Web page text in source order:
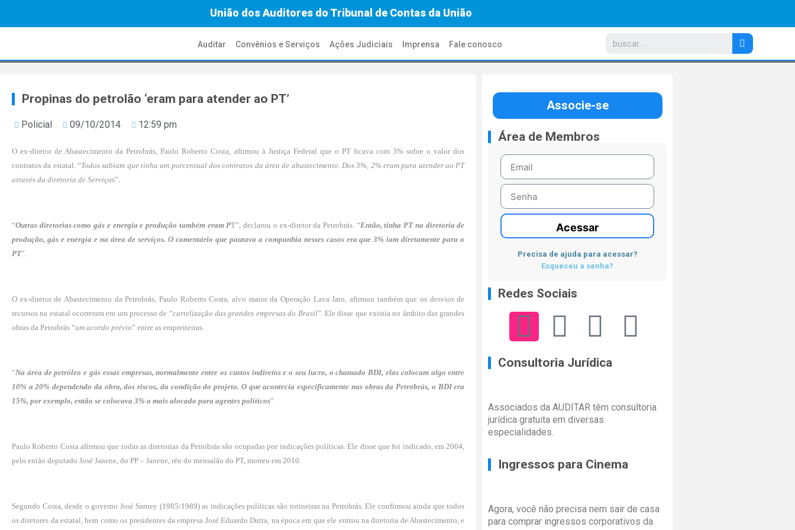
União dos Auditores do Tribunal de Contas da União
Auditar Convênios e Serviços Ações Judiciais Imprensa Fale conosco
Propinas do petrolão ‘eram para atender ao PT’
Policial 09/10/2014 12:59 pm
O ex-diretor de Abastecimento da Petrobrás, Paulo Roberto Costa, afirmou à Justiça Federal que o PT ficava com 3% sobre o valor dos
contratos da estatal. “Todos sabiam que tinha um porcentual dos contratos da área de abastecimento. Dos 3%, 2% eram para atender ao PT
através da diretoria de Serviços”.
“Outras diretorias como gás e energia e produção também eram PT”, declarou o ex-diretor da Petrobrás. “Então, tinha PT na diretoria de
produção, gás e energia e na área de serviços. O comentário que pautava a companhia nesses casos era que 3% iam diretamente para o
PT”.
O ex-diretor de Abastecimento da Petrobrás, Paulo Roberto Costa, alvo maior da Operação Lava Jato, afirmou também que os desvios de
recursos na estatal ocorreram em um processo de “cartelização das grandes empresas do Brasil”. Ele disse que existia no âmbito das grandes
obras da Petrobrás “um acordo prévio” entre as empreiteiras.
“Na área de petróleo e gás essas empresas, normalmente entre os custos indiretos e o seu lucro, o chamado BDI, elas colocam algo entre
10% a 20% dependendo da obra, dos riscos, da condição do projeto. O que acontecia especificamente nas obras da Petrobrás, o BDI era
15%, por exemplo, então se colocava 3% a mais alocado para agentes políticos”.
Paulo Roberto Costa afirmou que todas as diretorias da Petrobrás são ocupadas por indicações políticas. Ele disse que foi indicado, em 2004,
pelo então deputado José Janene, do PP – Janene, réu do mensalão do PT, morreu em 2010.
Segundo Costa, desde o governo José Sarney (1985/1989) as indicações políticas são rotineiras na Petrobrás. Ele confirmou ainda que todos
os diretores da estatal, bem como os presidentes da empresa José Eduardo Dutra, na época em que ele entrou na diretoria de Abastecimento, e
Associe-se
Área de Membros
Acessar
Precisa de ajuda para acessar?
Esqueceu a senha?
Redes Sociais
Consultoria Jurídica
Associados da AUDITAR têm consultoria
jurídica gratuita em diversas
especialidades.
Ingressos para Cinema
Agora, você não precisa nem sair de casa
para comprar ingressos corporativos da